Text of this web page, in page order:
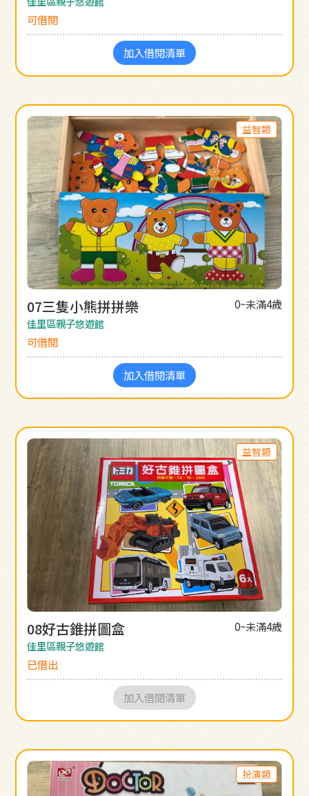
可借閱
加入借閱清單
益智類
07三隻小熊拼拼樂 0~未滿4歲
佳里區親子悠遊館
可借閱
加入借閱清單
益智類
08好古錐拼圖盒 0~未滿4歲
佳里區親子悠遊館
已借出
加入借閱清單
扮演類